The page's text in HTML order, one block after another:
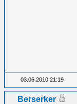
03.06.2010 21:19
Berserker